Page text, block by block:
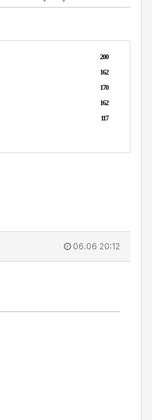
200
162
170
162
117
06.06 20:12